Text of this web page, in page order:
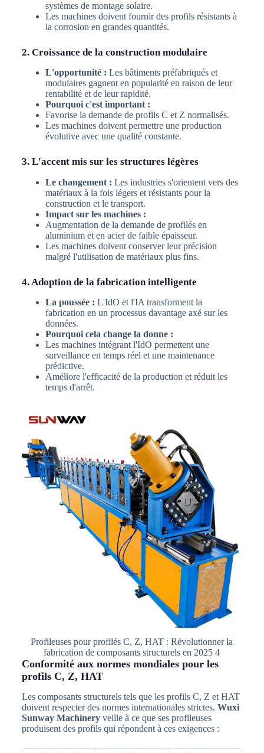
systèmes de montage solaire.
Les machines doivent fournir des profils résistants à
la corrosion en grandes quantités.
2. Croissance de la construction modulaire
L'opportunité : Les bâtiments préfabriqués et
modulaires gagnent en popularité en raison de leur
rentabilité et de leur rapidité.
Pourquoi c'est important :
Favorise la demande de profils C et Z normalisés.
Les machines doivent permettre une production
évolutive avec une qualité constante.
3. L'accent mis sur les structures légères
Le changement : Les industries s'orientent vers des
matériaux à la fois légers et résistants pour la
construction et le transport.
Impact sur les machines :
Augmentation de la demande de profilés en
aluminium et en acier de faible épaisseur.
Les machines doivent conserver leur précision
malgré l'utilisation de matériaux plus fins.
4. Adoption de la fabrication intelligente
La poussée : L'IdO et l'IA transforment la
fabrication en un processus davantage axé sur les
données.
Pourquoi cela change la donne :
Les machines intégrant l'IdO permettent une
surveillance en temps réel et une maintenance
prédictive.
Améliore l'efficacité de la production et réduit les
temps d'arrêt.
Profileuses pour profilés C, Z, HAT : Révolutionner la
fabrication de composants structurels en 2025 4
Conformité aux normes mondiales pour les
profils C, Z, HAT
Les composants structurels tels que les profils C, Z et HAT
doivent respecter des normes internationales strictes. Wuxi
Sunway Machineryveille à ce que ses profileuses
produisent des profils qui répondent à ces exigences :